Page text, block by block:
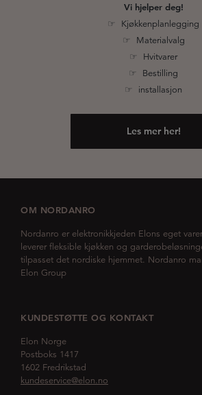
Vi hjelper deg!
☞ Kjøkkenplanlegging
☞ Materialvalg
☞ Hvitvarer
☞ Bestilling
☞ installasjon
Les mer her!
OM NORDANRO
Nordanro er elektronikkjeden Elons eget
leverer fleksible kjøkken og
tilpasset det nordiske hjemmet. Nordanro
Elon Group
KUNDESTØTTE OG KONTAKT
Elon Norge
Postboks 1417
1602 Fredrikstad
kundeservice@elon.no